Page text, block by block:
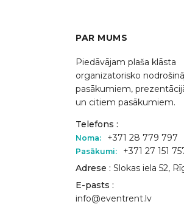
PAR MUMS
Piedāvājam plaša klāsta
organizatorisko
pasākumiem,
un citiem pasākumiem.
Telefons :
Noma: +371 28 779 797
Pasākumi:
+371 27 151
Adrese : Slokas iela 52,
E-pasts :
info@eventrent.lv